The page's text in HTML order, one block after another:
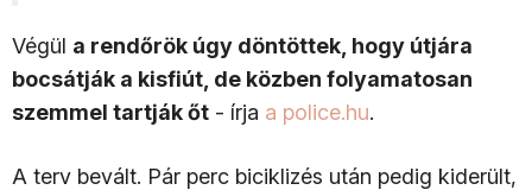
Végül a rendőrök úgy döntöttek, hogy útjára
bocsátják a kisfiút, de közben folyamatosan
szemmel tartják őt - írja a police.hu.
A terv bevált. Pár perc biciklizés után pedig kiderült,